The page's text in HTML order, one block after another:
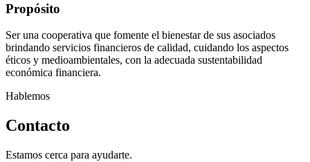
Propósito
Ser una cooperativa que fomente el bienestar de sus asociados
brindando servicios financieros de calidad, cuidando los aspectos
éticos y medioambientales, con la adecuada sustentabilidad
económica financiera.
Hablemos
Contacto
Estamos cerca para ayudarte.